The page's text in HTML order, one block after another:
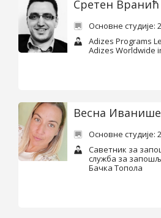
Сретен Вранић
Основне студије:
Adizes Programs
Adizes Worldwide
Весна
Основне студије:
Саветник за
служба за
Бачка Топола